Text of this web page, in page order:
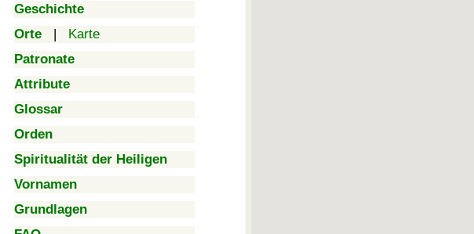
Geschichte
Orte | Karte
Patronate
Attribute
Glossar
Orden
Spiritualität der Heiligen
Vornamen
Grundlagen